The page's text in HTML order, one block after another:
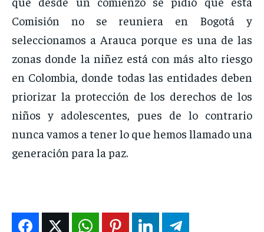
Comisión no se reuniera en Bogotá y
seleccionamos a Arauca porque es una de las
zonas donde la niñez está con más alto riesgo
en Colombia, donde todas las entidades deben
priorizar la protección de los derechos de los
niños y adolescentes, pues de lo contrario
nunca vamos a tener lo que hemos llamado una
generación para la paz.